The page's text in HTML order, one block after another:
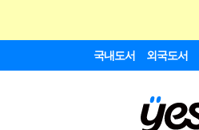
국내도서 외국도서